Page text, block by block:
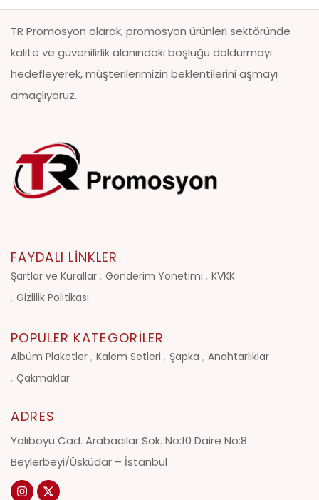
TR Promosyon olarak, promosyon ürünleri sektöründe
kalite ve güvenilirlik alanındaki boşluğu doldurmayı
hedefleyerek, müşterilerimizin beklentilerini aşmayı
amaçlıyoruz.
FAYDALI LINKLER
Şartlar ve Kurallar Gönderim Yönetimi
KVKK
Gizlilik Politikası
POPÜLER KATEGORILER
Albüm Plaketler Kalem Setleri Şapka
Anahtarlıklar
Çakmaklar
ADRES
Yalıboyu Cad. Arabacılar Sok. No:10 Daire No:8
Beylerbeyi/Üsküdar – İstanbul